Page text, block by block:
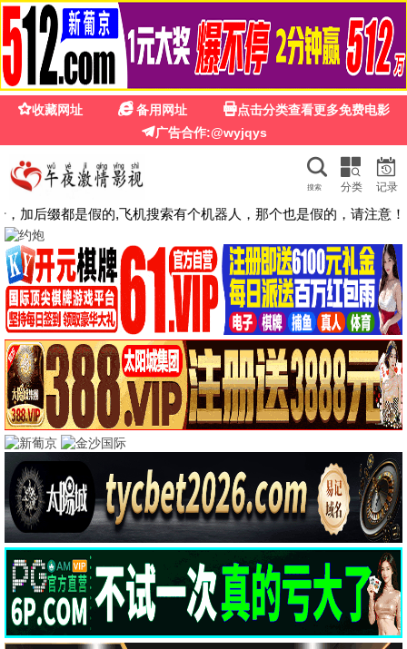
麻婆影视
麻婆影视 · 高清热播
每日更新，高清秒播，免费无广告观影平台
立即观看
热门热播